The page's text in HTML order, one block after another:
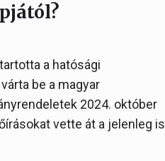
a hatósági
be a magyar
2024. október
vette át a jelenleg is